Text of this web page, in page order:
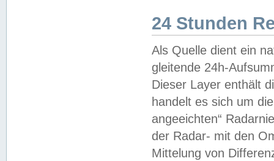
24 Stunden
Als Quelle dient ein
gleitende 24h-
Dieser Layer enthält
handelt es sich um
angeeichten“
der Radar- mit den
Mittelung von